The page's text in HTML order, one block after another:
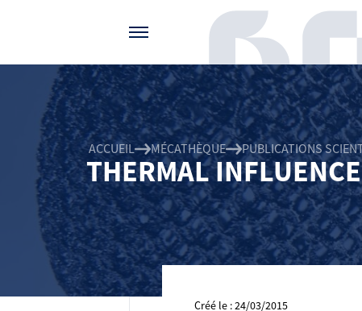
ACCUEIL MÉCATHÈQUE PUBLICATIONS
THERMAL
Créé le : 24/03/2015